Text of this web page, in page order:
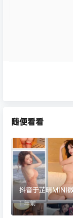
随便看看
抖音于芷晴MINI
1 年前